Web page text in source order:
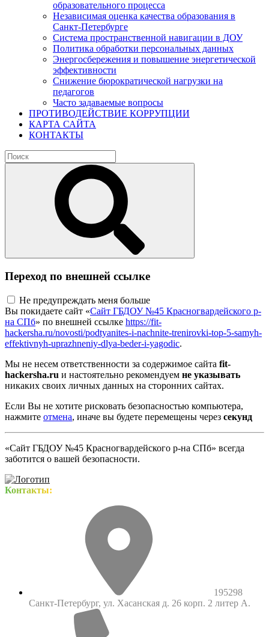
образовательного процесса
Независимая оценка качества образования в
Санкт-Петербурге
Система пространственной навигации в ДОУ
Политика обработки персональных данных
Энергосбережения и повышение энергетической
эффективности
Снижение бюрократической нагрузки на
педагогов
Часто задаваемые вопросы
ПРОТИВОДЕЙСТВИЕ КОРРУПЦИИ
КАРТА САЙТА
КОНТАКТЫ
Переход по внешней ссылке
Не предупреждать меня больше
Вы покидаете сайт «Сайт ГБДОУ №45 Красногвардейского р-
на СПб» по внешней ссылке https://fit-
hackersha.ru/novosti/podtyanites-i-nachnite-trenirovki-top-5-samyh-
effektivnyh-uprazhneniy-dlya-beder-i-yagodic.
Мы не несем ответственности за содержимое сайта fit-
hackersha.ru и настоятельно рекомендуем не указывать
никаких своих личных данных на сторонних сайтах.
Если Вы не хотите рисковать безопасностью компьютера,
нажмите отмена, иначе вы будете перемещены через секунд
«Сайт ГБДОУ №45 Красногвардейского р-на СПб» всегда
заботится о вашей безопасности.
Контакты:
195298
Санкт-Петербург, ул. Хасанская д. 26 корп. 2 литер А.